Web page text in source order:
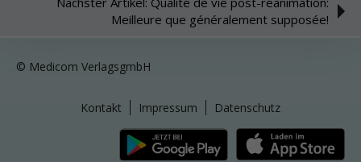
Meilleure que généralement supposée!
© Medicom VerlagsgmbH
Kontakt Impressum Datenschutz